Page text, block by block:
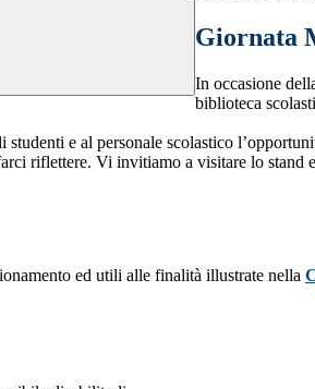
Giornata
In occasione
biblioteca
e al personale scolastico
riflettere. Vi invitiamo a visitare lo
ed utili alle finalità illustrate nella